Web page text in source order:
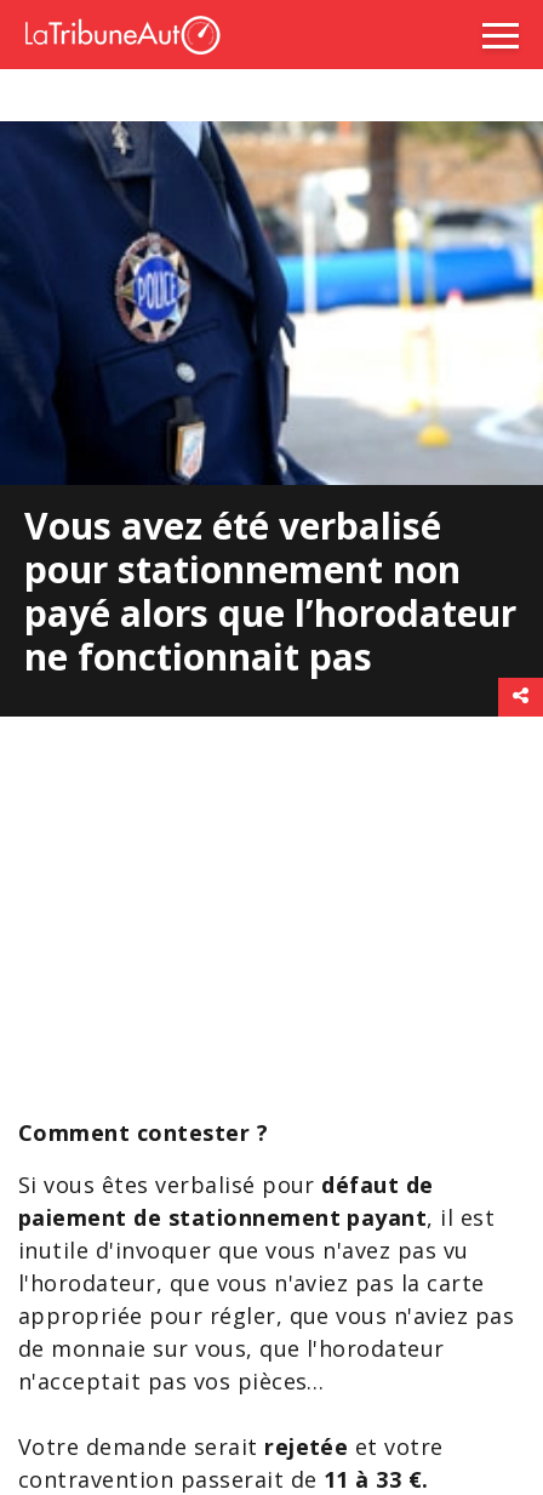
Vous avez été verbalisé
pour stationnement non
payé alors que l’horodateur
ne fonctionnait pas
Comment contester ?
Si vous êtes verbalisé pour défaut de
paiement de stationnement payant, il est
inutile d'invoquer que vous n'avez pas vu
l'horodateur, que vous n'aviez pas la carte
appropriée pour régler, que vous n'aviez pas
de monnaie sur vous, que l'horodateur
n'acceptait pas vos pièces…
Votre demande serait rejetée et votre
contravention passerait de 11 à 33 €.